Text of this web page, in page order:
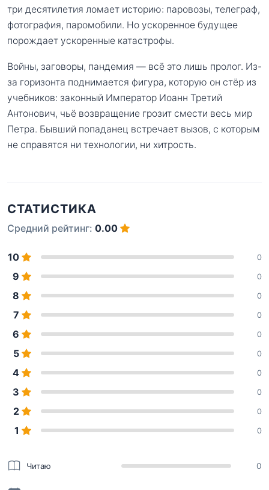
три десятилетия ломает историю: паровозы, телеграф,
фотография, паромобили. Но ускоренное будущее
порождает ускоренные катастрофы.
Войны, заговоры, пандемия — всё это лишь пролог. Из-
за горизонта поднимается фигура, которую он стёр из
учебников: законный Император Иоанн Третий
Антонович, чьё возвращение грозит смести весь мир
Петра. Бывший попаданец встречает вызов, с которым
не справятся ни технологии, ни хитрость.
СТАТИСТИКА
Средний рейтинг: 0.00
10 0
9 0
8 0
7 0
6 0
5 0
4 0
3 0
2 0
1 0
Читаю 0